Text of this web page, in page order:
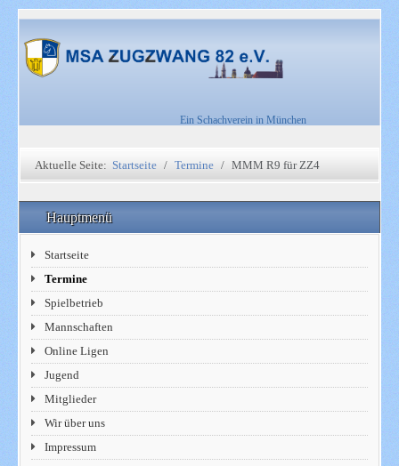
Ein Schachverein in München
Aktuelle Seite: Startseite Termine MMM R9 für ZZ4
Hauptmenü
Startseite
Termine
Spielbetrieb
Mannschaften
Online Ligen
Jugend
Mitglieder
Wir über uns
Impressum